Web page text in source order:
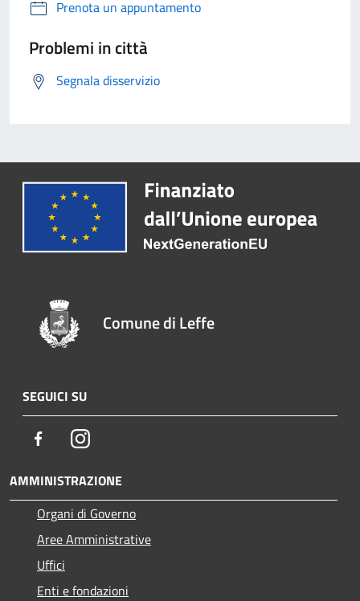
Prenota un appuntamento
Problemi in città
Segnala disservizio
Comune di Leffe
SEGUICI SU
FacebookInstagram
AMMINISTRAZIONE
Organi di Governo
Aree Amministrative
Uffici
Enti e fondazioni